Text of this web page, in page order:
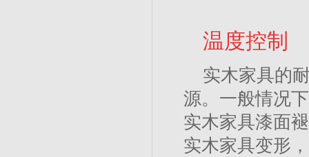
温度控制
实木家具的
源。一般情况
实木家具漆面
实木家具变形